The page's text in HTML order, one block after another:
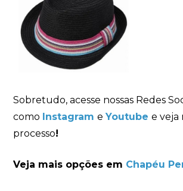
Sobretudo, acesse nossas Redes
como Instagram eYoutube e veja
processo!
Veja mais opções em Chapéu